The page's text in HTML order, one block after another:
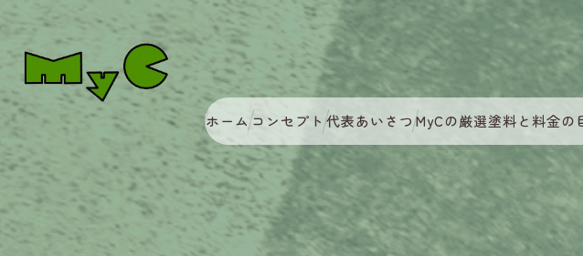
ホーム コンセプト 代表あいさつ MyCの厳選塗料と料金の